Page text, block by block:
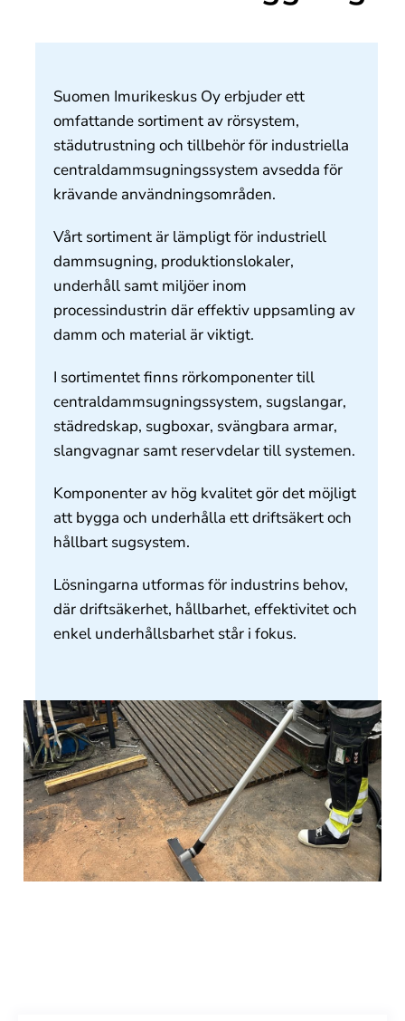
Suomen Imurikeskus Oy erbjuder ett
omfattande sortiment av rörsystem,
städutrustning och tillbehör för industriella
centraldammsugningssystem avsedda för
krävande användningsområden.
Vårt sortiment är lämpligt för industriell
dammsugning, produktionslokaler,
underhåll samt miljöer inom
processindustrin där effektiv uppsamling av
damm och material är viktigt.
I sortimentet finns rörkomponenter till
centraldammsugningssystem, sugslangar,
städredskap, sugboxar, svängbara armar,
slangvagnar samt reservdelar till systemen.
Komponenter av hög kvalitet gör det möjligt
att bygga och underhålla ett driftsäkert och
hållbart sugsystem.
Lösningarna utformas för industrins behov,
där driftsäkerhet, hållbarhet, effektivitet och
enkel underhållsbarhet står i fokus.